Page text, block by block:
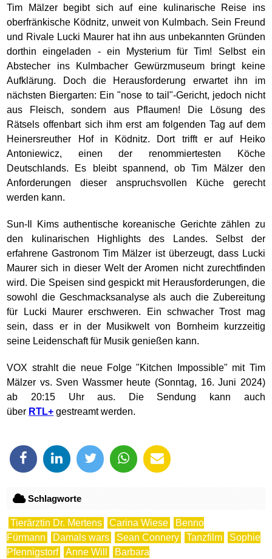
Tim Mälzer begibt sich auf eine kulinarische Reise ins
oberfränkische Ködnitz, unweit von Kulmbach. Sein Freund
und Rivale Lucki Maurer hat ihn aus unbekannten Gründen
dorthin eingeladen - ein Mysterium für Tim! Selbst ein
Abstecher ins Kulmbacher Gewürzmuseum bringt keine
Aufklärung. Doch die Herausforderung erwartet ihn im
nächsten Biergarten: Ein "nose to tail"-Gericht, jedoch nicht
aus Fleisch, sondern aus Pflaumen! Die Lösung des
Rätsels offenbart sich ihm erst am folgenden Tag auf dem
Heinersreuther Hof in Ködnitz. Dort trifft er auf Heiko
Antoniewicz, einen der renommiertesten Köche
Deutschlands. Es bleibt spannend, ob Tim Mälzer den
Anforderungen dieser anspruchsvollen Küche gerecht
werden kann.
Sun-Il Kims authentische koreanische Gerichte zählen zu
den kulinarischen Highlights des Landes. Selbst der
erfahrene Gastronom Tim Mälzer ist überzeugt, dass Lucki
Maurer sich in dieser Welt der Aromen nicht zurechtfinden
wird. Die Speisen sind gespickt mit Herausforderungen, die
sowohl die Geschmacksanalyse als auch die Zubereitung
für Lucki Maurer erschweren. Ein schwacher Trost mag
sein, dass er in der Musikwelt von Bornheim kurzzeitig
seine Leidenschaft für Musik genießen kann.
VOX strahlt die neue Folge "Kitchen Impossible" mit Tim
Mälzer vs. Sven Wassmer heute (Sonntag, 16. Juni 2024)
ab 20:15 Uhr aus. Die Sendung kann auch
über RTL+ gestreamt werden.
Schlagworte
Tierärztin Dr. Mertens Carina Wiese
Benno
Fürmann
Damals wars Sean Connery Tanzfilm
Sophie
Pfennigstorf
Anne Will
Barbara